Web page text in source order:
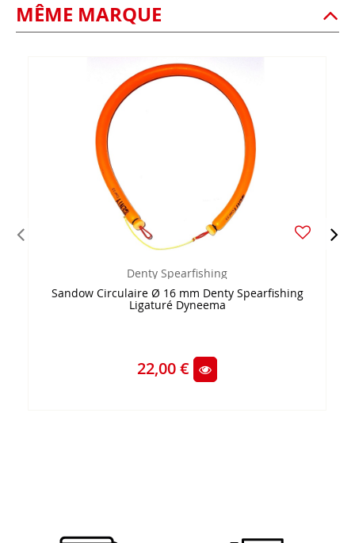
MÊME MARQUE
Denty Spearfishing
Sandow Circulaire Ø 16 mm Denty Spearfishing
Ligaturé Dyneema
22,00 €